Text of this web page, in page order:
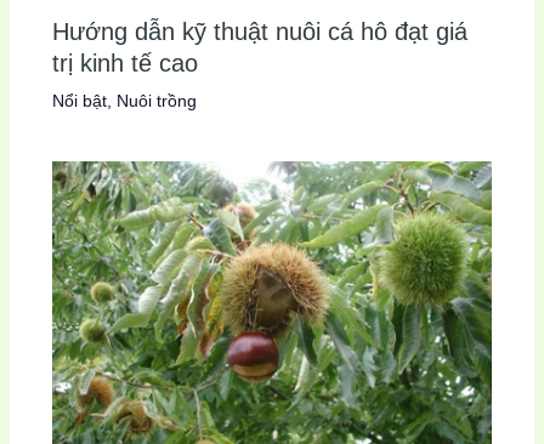
Hướng dẫn kỹ thuật nuôi cá hô đạt giá
trị kinh tế cao
Nổi bật, Nuôi trồng